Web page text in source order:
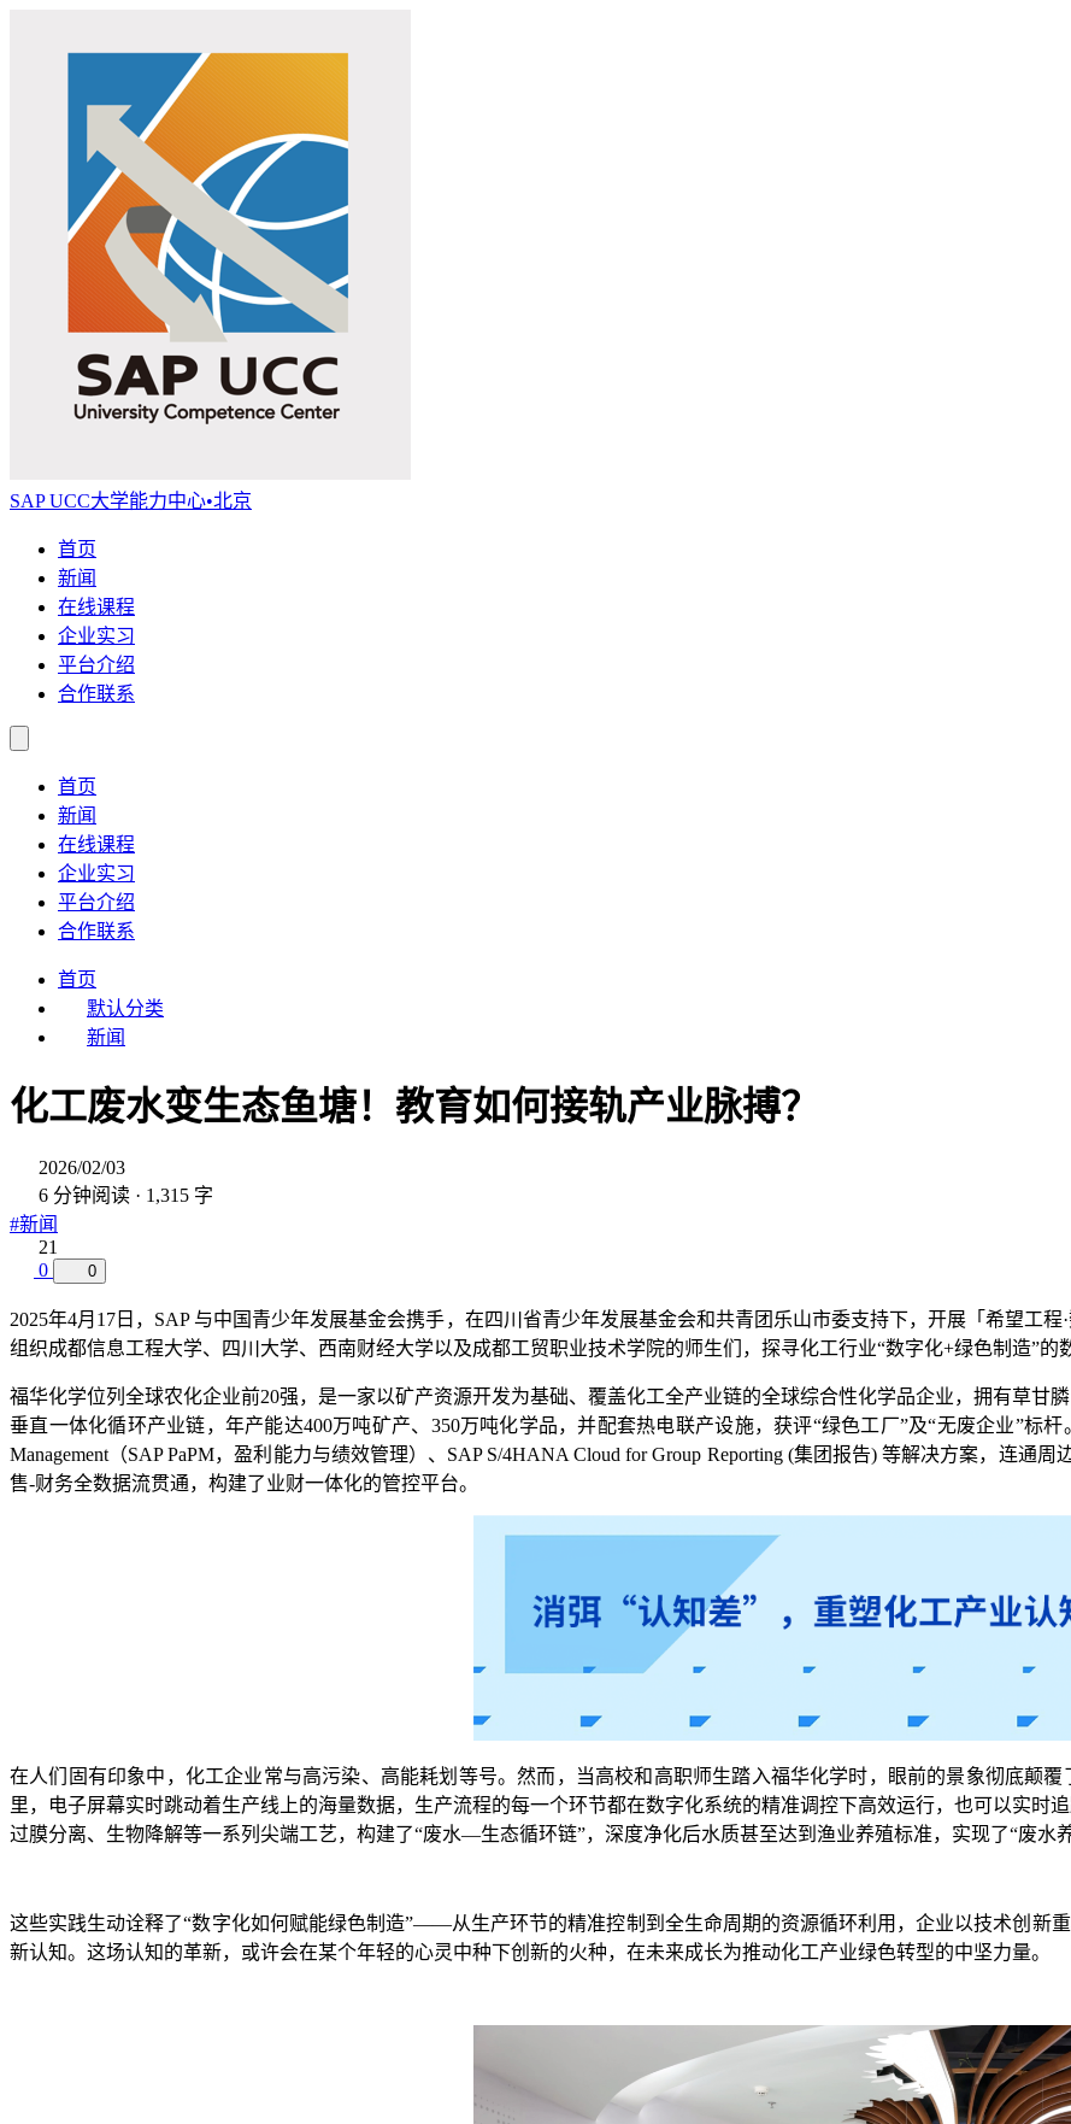
SAP UCC大学能力中心•北京
首页
新闻
在线课程
企业实习
平台介绍
合作联系
首页
新闻
在线课程
企业实习
平台介绍
合作联系
首页
默认分类
新闻
化工废水变生态鱼塘！教育如何接轨产业脉搏？
2026/02/03
6 分钟阅读 · 1,315 字
#新闻
21
0
0
2025年4月17日，SAP 与中国青少年发展基金会携手，在四川省青少年发展基金会和共青团乐⼭市委⽀持下，开展「希望
组织成都信息工程大学、四川大学、西南财经大学以及成都工贸职业技术学院的师生们，探寻化工行业“数字化+绿色制造”的
福华化学位列全球农化企业前20强，是一家以矿产资源开发为基础、覆盖化工全产业链的全球综合性化学品企业，拥有草甘
垂直一体化循环产业链，年产能达400万吨矿产、350万吨化学品，并配套热电联产设施，获评“绿色工厂”及“无废企业”标杆
Management（SAP PaPM，盈利能力与绩效管理）、SAP S/4HANA Cloud for Group Reporting (集团报告) 等解决方案，连通
售-财务全数据流贯通，构建了业财一体化的管控平台。
在人们固有印象中，化工企业常与高污染、高能耗划等号。然而，当高校和高职师生踏入福华化学时，眼前的景象彻底颠
里，电子屏幕实时跳动着生产线上的海量数据，生产流程的每一个环节都在数字化系统的精准调控下高效运行，也可以实时
过膜分离、生物降解等一系列尖端工艺，构建了“废水—生态循环链”，深度净化后水质甚至达到渔业养殖标准，实现了“废水
这些实践生动诠释了“数字化如何赋能绿色制造”——从生产环节的精准控制到全生命周期的资源循环利用，企业以技术创新
新认知。这场认知的革新，或许会在某个年轻的心灵中种下创新的火种，在未来成长为推动化工产业绿色转型的中坚力量。